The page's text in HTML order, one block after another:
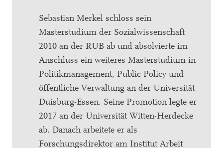
Sebastian Merkel schloss sein
Masterstudium der Sozialwissenschaft
2010 an der RUB ab und absolvierte im
Anschluss ein weiteres Masterstudium in
Politikmanagement, Public Policy und
öffentliche Verwaltung an der Universität
Duisburg-Essen. Seine Promotion legte er
2017 an der Universität Witten-Herdecke
ab. Danach arbeitete er als
Forschungsdirektor am Institut Arbeit